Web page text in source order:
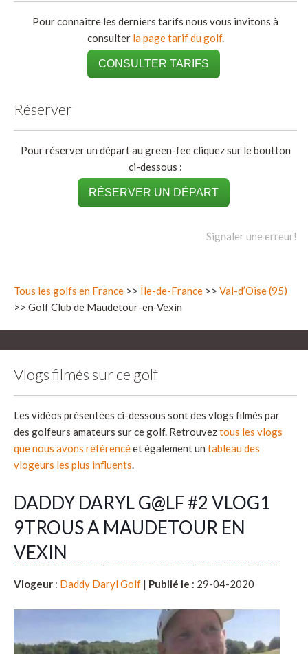
Pour connaitre les derniers tarifs nous vous invitons à
consulter la page tarif du golf.
CONSULTER TARIFS
Réserver
Pour réserver un départ au green-fee cliquez sur le boutton
ci-dessous :
RÉSERVER UN DÉPART
Signaler une erreur!
Tous les golfs en France >> Île-de-France >> Val-d’Oise (95)
>> Golf Club de Maudetour-en-Vexin
Vlogs filmés sur ce golf
Les vidéos présentées ci-dessous sont des vlogs filmés par
des golfeurs amateurs sur ce golf. Retrouveztous les vlogs
que nous avons référencéet également un tableau des
vlogeurs les plus influents.
DADDY DARYL G@LF #2 VLOG1
9TROUS A MAUDETOUR EN
VEXIN
Vlogeur : Daddy Daryl Golf | Publié le : 29-04-2020